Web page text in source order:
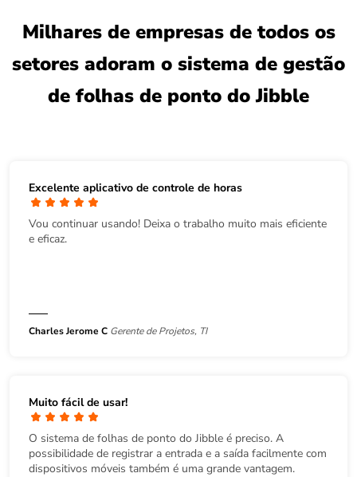
Milhares de empresas de todos os
setores adoram o sistema de gestão
de folhas de ponto do Jibble
Excelente aplicativo de controle de horas
Vou continuar usando! Deixa o trabalho muito mais eficiente
e eficaz.
Charles Jerome C Gerente de Projetos, TI
Muito fácil de usar!
O sistema de folhas de ponto do Jibble é preciso. A
possibilidade de registrar a entrada e a saída facilmente com
dispositivos móveis também é uma grande vantagem.